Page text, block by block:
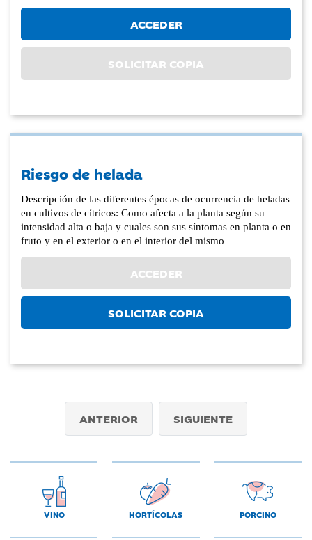
ACCEDER
SOLICITAR COPIA
Riesgo de helada
Descripción de las diferentes épocas de ocurrencia de heladas
en cultivos de cítricos: Como afecta a la planta según su
intensidad alta o baja y cuales son sus síntomas en planta o en
fruto y en el exterior o en el interior del mismo
ACCEDER
SOLICITAR COPIA
ANTERIOR SIGUIENTE
VINO HORTÍCOLAS PORCINO